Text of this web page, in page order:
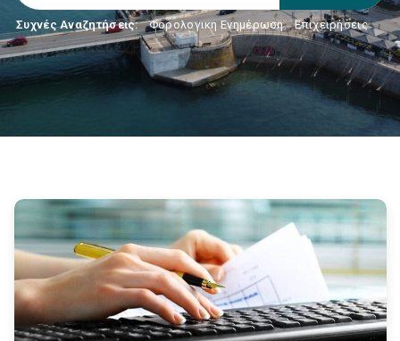
Συχνές Αναζητήσεις: Φορολογικη Ενημέρωση, Επιχειρήσεις